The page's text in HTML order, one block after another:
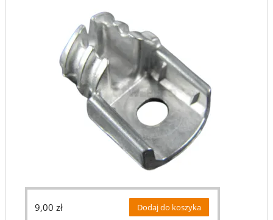
9,00 zł Dodaj do koszyka